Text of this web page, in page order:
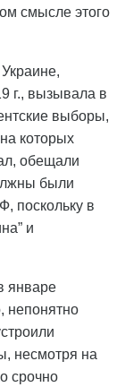
смысле этого
г., вызывала в
выборы,
которых
обещали
были
поскольку в
и
январе
непонятно
несмотря на
срочно